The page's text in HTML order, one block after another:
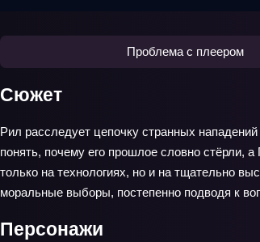
Проблема с плеером
Сюжет
Рил расследует цепочку странных
понять, почему его прошлое словно стёрли,
только на технологиях, но и на тщательно
моральные выборы, постепенно подводя к
Персонажи